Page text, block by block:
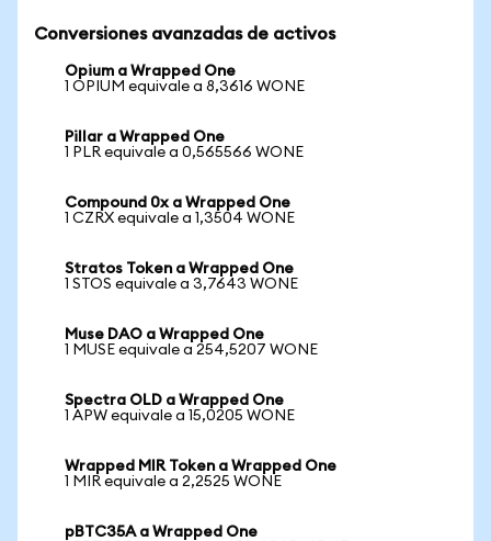
Conversiones avanzadas de activos
Opium a Wrapped One
1 OPIUM equivale a 8,3616 WONE
Pillar a Wrapped One
1 PLR equivale a 0,565566 WONE
Compound 0x a Wrapped One
1 CZRX equivale a 1,3504 WONE
Stratos Token a Wrapped One
1 STOS equivale a 3,7643 WONE
Muse DAO a Wrapped One
1 MUSE equivale a 254,5207 WONE
Spectra OLD a Wrapped One
1 APW equivale a 15,0205 WONE
Wrapped MIR Token a Wrapped One
1 MIR equivale a 2,2525 WONE
pBTC35A a Wrapped One